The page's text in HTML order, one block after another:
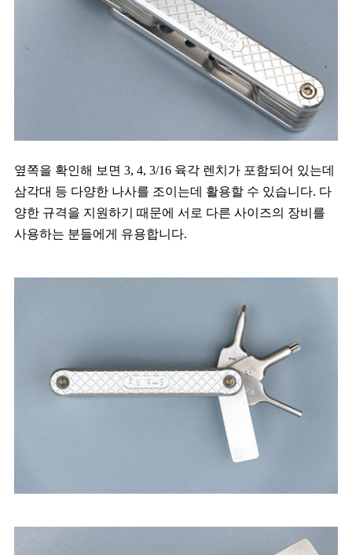
옆쪽을 확인해 보면 3, 4, 3/16 육각 렌치가 포함되어 있는데
삼각대 등 다양한 나사를 조이는데 활용할 수 있습니다. 다
양한 규격을 지원하기 때문에 서로 다른 사이즈의 장비를
사용하는 분들에게 유용합니다.